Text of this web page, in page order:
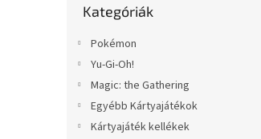
átugrása
Kategóriák
Pokémon
Yu-Gi-Oh!
Magic: the Gathering
Egyébb Kártyajátékok
Kártyajáték kellékek